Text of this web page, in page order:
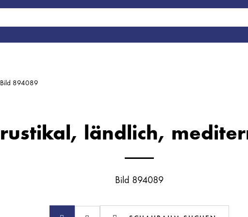
Bild 894089
rustikal, ländlich,
Bild 894089